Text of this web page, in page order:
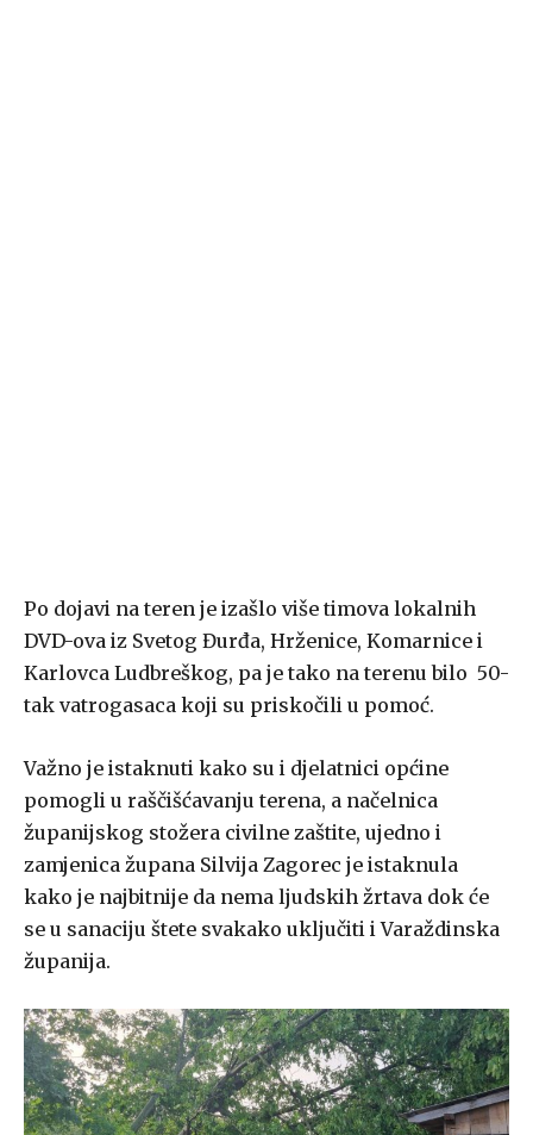
Po dojavi na teren je izašlo više timova lokalnih
DVD-ova iz Svetog Đurđa, Hrženice, Komarnice i
Karlovca Ludbreškog, pa je tako na terenu bilo 50-
tak vatrogasaca koji su priskočili u pomoć.
Važno je istaknuti kako su i djelatnici općine
pomogli u raščišćavanju terena, a načelnica
županijskog stožera civilne zaštite, ujedno i
zamjenica župana Silvija Zagorec je istaknula
kako je najbitnije da nema ljudskih žrtava dok će
se u sanaciju štete svakako uključiti i Varaždinska
županija.